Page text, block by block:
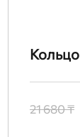
Кольцо
21 680 ₸